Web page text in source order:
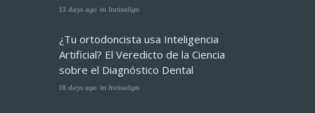
13 days ago in Invisalign
¿Tu ortodoncista usa Inteligencia
Artificial? El Veredicto de la Ciencia
sobre el Diagnóstico Dental
18 days ago in Invisalign